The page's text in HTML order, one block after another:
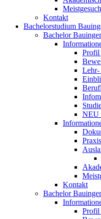
Kontakt
Bachelorstudium
Bachelor
Profil
Lehr-
NEU
Kontakt
Bachelor
Profil